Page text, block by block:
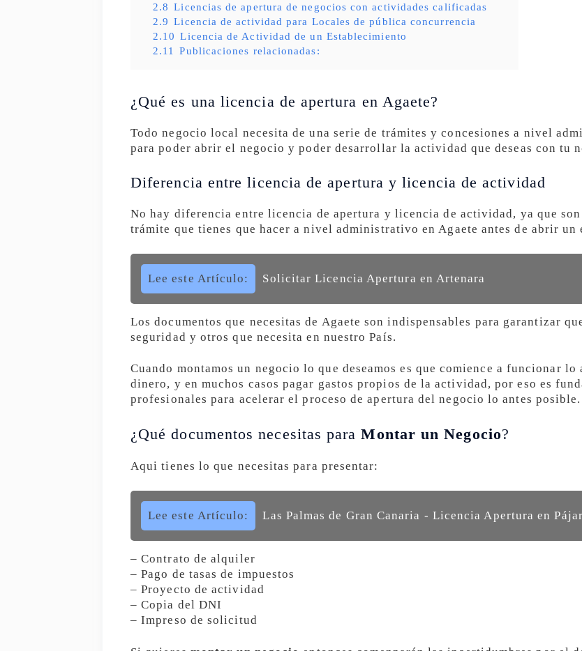
2.8 Licencias de apertura de negocios con actividades calificadas
2.9 Licencia de actividad para Locales de pública concurrencia
2.10 Licencia de Actividad de un Establecimiento
2.11
Publicaciones relacionadas:
¿Qué es una licencia de apertura en Agaete?
Todo negocio local necesita de una serie de trámites y concesiones a nivel
para poder abrir el negocio y poder desarrollar la actividad que deseas con tu
Diferencia entre licencia de apertura y licencia de actividad
No hay diferencia entre licencia de apertura y licencia de actividad, ya que
trámite que tienes que hacer a nivel administrativo en Agaete antes de abrir un
Lee este Artículo: Solicitar Licencia Apertura en Artenara
Los documentos que necesitas de Agaete son indispensables para garantizar
seguridad y otros que necesita en nuestro País.
Cuando montamos un negocio lo que deseamos es que comience a funcionar lo
dinero, y en muchos casos pagar gastos propios de la actividad, por eso es
profesionales para acelerar el proceso de apertura del negocio lo antes posible.
¿Qué documentos necesitas paraMontar un Negocio?
Aqui tienes lo que necesitas para presentar:
Lee este Artículo: Las Palmas de Gran Canaria - Licencia Apertura en
– Contrato de alquiler
– Pago de tasas de impuestos
– Proyecto de actividad
– Copia del DNI
– Impreso de solicitud